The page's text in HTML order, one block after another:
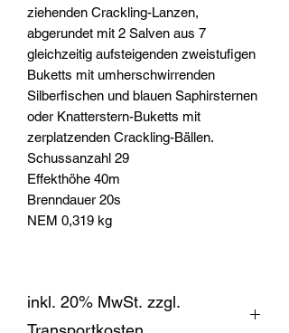
ziehenden Crackling-Lanzen,
abgerundet mit 2 Salven aus 7
gleichzeitig aufsteigenden zweistufigen
Buketts mit umherschwirrenden
Silberfischen und blauen Saphirsternen
oder Knatterstern-Buketts mit
zerplatzenden Crackling-Bällen.
Schussanzahl 29
Effekthöhe 40m
Brenndauer 20s
NEM 0,319 kg
inkl. 20% MwSt. zzgl.